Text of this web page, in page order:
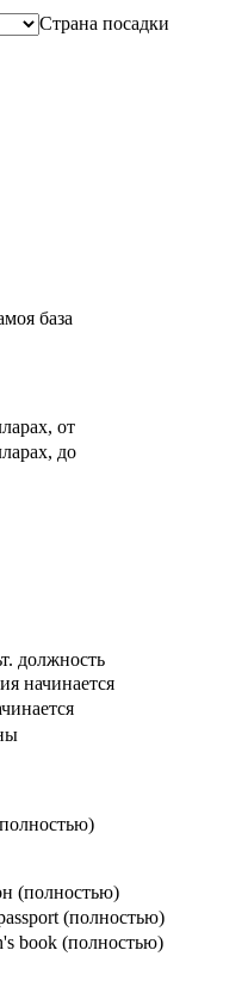
Страна посадки
моя база
от
до
должность
начинается
(полностью)
(полностью)
book (полностью)